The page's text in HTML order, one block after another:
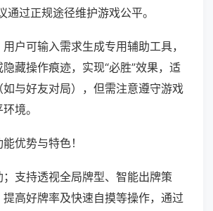
通过正规途径维护游戏公平。
户可输入需求生成专用辅助工具，
藏操作痕迹，实现“必胜”效果，适
与好友对局），但需注意遵守游戏
境。
优势与特色！
支持透视全局牌型、智能出牌策
高好牌率及快速自摸等操作，通过